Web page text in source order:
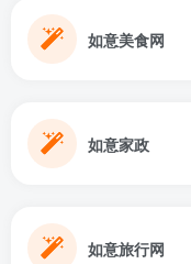
如意美食网
如意家政
如意旅行网